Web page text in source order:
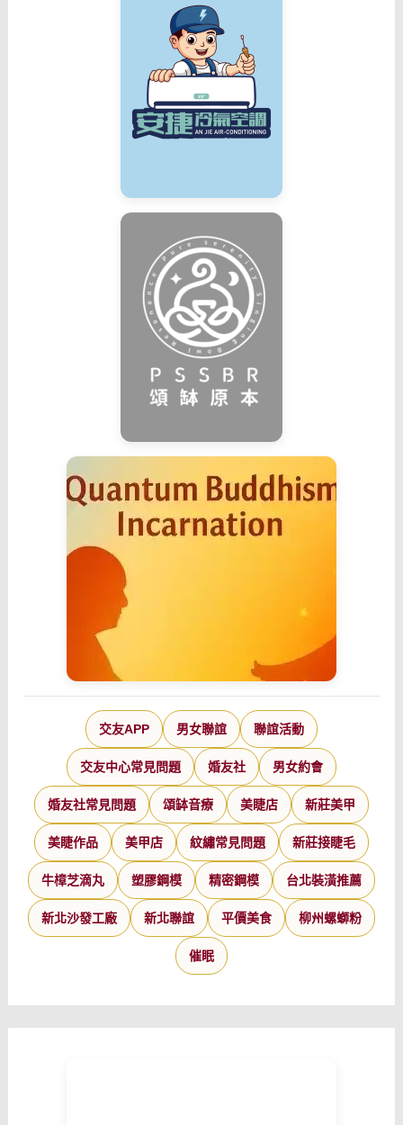
交友APP 男女聯誼 聯誼活動
交友中心常見問題 婚友社 男女約會
婚友社常見問題 頌缽音療 美睫店 新莊美甲
美睫作品 美甲店 紋繡常見問題 新莊接睫毛
牛樟芝滴丸 塑膠鋼模 精密鋼模 台北裝潢推薦
新北沙發工廠 新北聯誼 平價美食 柳州螺螄粉
催眠